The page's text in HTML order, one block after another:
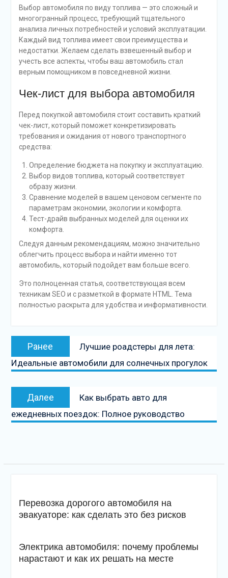
Выбор автомобиля по виду топлива — это сложный и
многогранный процесс, требующий тщательного
анализа личных потребностей и условий эксплуатации.
Каждый вид топлива имеет свои преимущества и
недостатки. Желаем сделать взвешенный выбор и
учесть все аспекты, чтобы ваш автомобиль стал
верным помощником в повседневной жизни.
Чек-лист для выбора автомобиля
Перед покупкой автомобиля стоит составить краткий
чек-лист, который поможет конкретизировать
требования и ожидания от нового транспортного
средства:
Определение бюджета на покупку и эксплуатацию.
Выбор видов топлива, который соответствует
образу жизни.
Сравнение моделей в вашем ценовом сегменте по
параметрам экономии, экологии и комфорта.
Тест-драйв выбранных моделей для оценки их
комфорта.
Следуя данным рекомендациям, можно значительно
облегчить процесс выбора и найти именно тот
автомобиль, который подойдет вам больше всего.
Это полноценная статья, соответствующая всем
техникам SEO и с разметкой в формате HTML. Тема
полностью раскрыта для удобства и информативности.
Навигация
записям
Ранее
Предыдущая
запись:
Лучшие роадстеры для лета:
Идеальные автомобили для солнечных прогулок
Далее
Следующая
запись
Как выбрать авто для
ежедневных поездок: Полное руководство
Перевозка дорогого автомобиля на
эвакуаторе: как сделать это без рисков
Электрика автомобиля: почему проблемы
нарастают и как их решать на месте